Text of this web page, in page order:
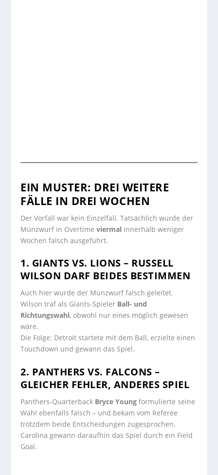
EIN MUSTER: DREI WEITERE
FÄLLE IN DREI WOCHEN
Der Vorfall war kein Einzelfall. Tatsächlich wurde der
Münzwurf in Overtimeviermal innerhalb weniger
Wochen falsch ausgeführt.
1. GIANTS VS. LIONS – RUSSELL
WILSON DARF BEIDES BESTIMMEN
Auch hier wurde der Münzwurf falsch geleitet.
Wilson traf als Giants-Spieler Ball- und
Richtungswahl, obwohl nur eines möglich gewesen
wäre.
Die Folge: Detroit startete mit dem Ball, erzielte einen
Touchdown und gewann das Spiel.
2. PANTHERS VS. FALCONS –
GLEICHER FEHLER, ANDERES SPIEL
Panthers-Quarterback Bryce Young formulierte seine
Wahl ebenfalls falsch – und bekam vom Referee
trotzdem beide Entscheidungen zugesprochen.
Carolina gewann daraufhin das Spiel durch ein Field
Goal.